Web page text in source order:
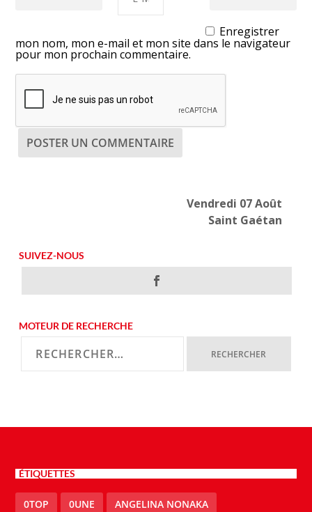
Enregistrer
mon nom, mon e-mail et mon site dans le navigateur
pour mon prochain commentaire.
Vendredi 07 Août
Saint Gaétan
SUIVEZ-NOUS
MOTEUR DE RECHERCHE
ÉTIQUETTES
0TOP 0UNE ANGELINA NONAKA